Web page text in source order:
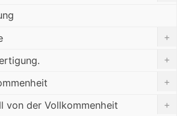
+
+
+
von der Vollkommenheit
+